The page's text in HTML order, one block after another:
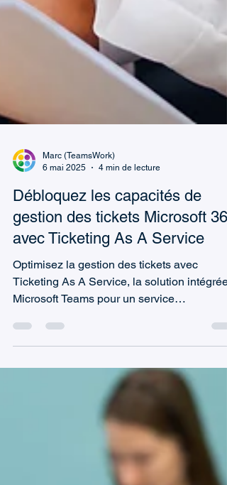
Marc (TeamsWork)
6 mai 2025
4 min de lecture
Débloquez les capacités de
gestion des tickets Microsoft 365
avec Ticketing As A Service
Optimisez la gestion des tickets avec
Microsoft Teams pour un service
d’assistance efficace.